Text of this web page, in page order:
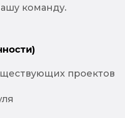
команду.
проектов